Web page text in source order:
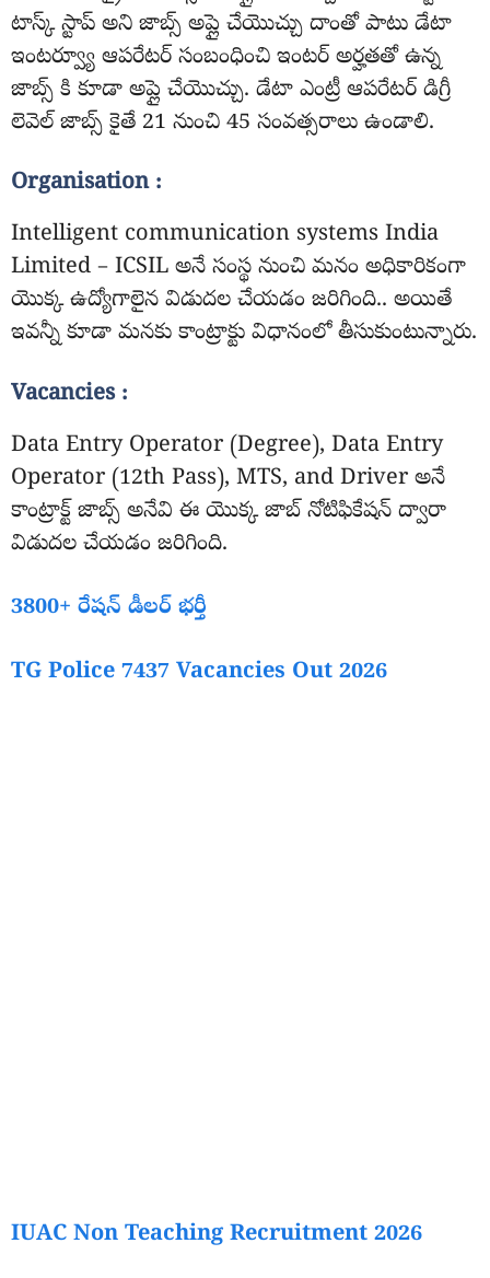
టాస్క్ స్టాప్ అని జాబ్స్ అప్లై చేయొచ్చు దాంతో పాటు డేటా
ఇంటర్వ్యూ ఆపరేటర్ సంబంధించి ఇంటర్ అర్హతతో ఉన్న
జాబ్స్ కి కూడా అప్లై చేయొచ్చు. డేటా ఎంట్రీ ఆపరేటర్ డిగ్రీ
లెవెల్ జాబ్స్ కైతే 21 నుంచి 45 సంవత్సరాలు ఉండాలి.
Organisation :
Intelligent communication systems India
Limited – ICSIL అనే సంస్థ నుంచి మనం అధికారికంగా
యొక్క ఉద్యోగాలైన విడుదల చేయడం జరిగింది.. అయితే
ఇవన్నీ కూడా మనకు కాంట్రాక్టు విధానంలో తీసుకుంటున్నారు.
Vacancies :
Data Entry Operator (Degree), Data Entry
Operator (12th Pass), MTS, and Driver అనే
కాంట్రాక్ట్ జాబ్స్ అనేవి ఈ యొక్క జాబ్ నోటిఫికేషన్ ద్వారా
విడుదల చేయడం జరిగింది.
3800+ రేషన్ డీలర్ భర్తీ
TG Police 7437 Vacancies Out 2026
IUAC Non Teaching Recruitment 2026